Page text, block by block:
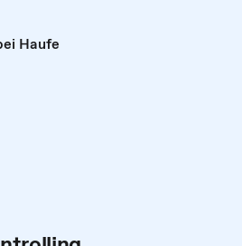
Haufe